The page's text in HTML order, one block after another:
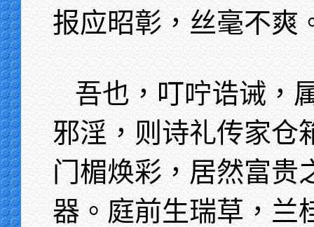
报应昭彰，丝毫不爽
吾也，叮咛诰诫，
邪淫，则诗礼传家仓
门楣焕彩，居然富贵
器。庭前生瑞草，兰